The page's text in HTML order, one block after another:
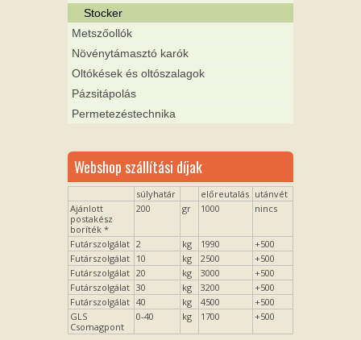
Stocker
Metszőollók
Növénytámasztó karók
Oltókések és oltószalagok
Pázsitápolás
Permetezéstechnika
Webshop szállítási díjak
súlyhatár előreutalás utánvét
Ajánlott
postakész
boríték *
200 gr 1000 nincs
Futárszolgálat 2 kg 1990
+500
Futárszolgálat 10 kg 2500
+500
Futárszolgálat 20 kg 3000
+500
Futárszolgálat 30 kg 3200
+500
Futárszolgálat 40 kg 4500
+500
GLS
Csomagpont
0-40 kg 1700 +500